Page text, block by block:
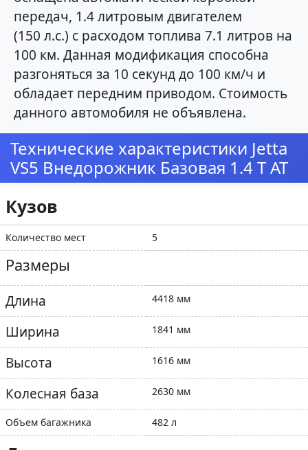
передач, 1.4 литровым двигателем
(150 л.с.) с расходом топлива 7.1 литров на
100 км. Данная модификация способна
разгоняться за 10 секунд до 100 км/ч и
обладает передним приводом. Стоимость
данного автомобиля не объявлена.
Технические характеристики Jetta
VS5 Внедорожник Базовая 1.4 T AT
Кузов
Количество мест 5
Размеры
Длина 4418 мм
Ширина 1841 мм
Высота 1616 мм
Колесная база 2630 мм
Объем багажника 482 л